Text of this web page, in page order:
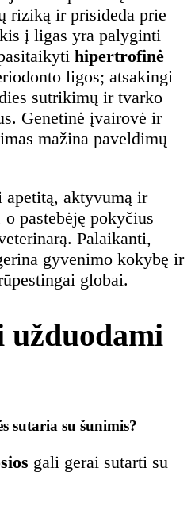
riziką ir prisideda prie
į ligas yra palyginti
hipertrofinė
ligos; atsakingi
sutrikimų ir tvarko
Genetinė įvairovė ir
mažina paveldimų
apetitą, aktyvumą ir
pastebėję pokyčius
Palaikanti,
gyvenimo kokybę ir
globai.
užduodami
sutaria su šunimis?
gali gerai sutarti su